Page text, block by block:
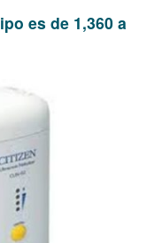
es de 1,360 a